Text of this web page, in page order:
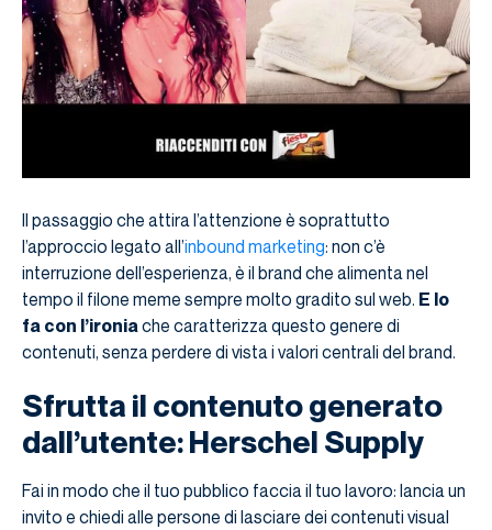
Il passaggio che attira l’attenzione è soprattutto
l’approccio legato all’inbound marketing: non c’è
interruzione dell’esperienza, è il brand che alimenta nel
tempo il filone meme sempre molto gradito sul web. E lo
fa con l’ironia che caratterizza questo genere di
contenuti, senza perdere di vista i valori centrali del brand.
Sfrutta il contenuto generato
dall’utente: Herschel Supply
Fai in modo che il tuo pubblico faccia il tuo lavoro: lancia un
invito e chiedi alle persone di lasciare dei contenuti visual